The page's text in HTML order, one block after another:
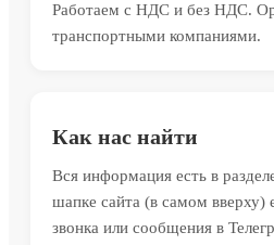
Работаем с НДС и без НДС.
транспортными компаниями.
Как нас найти
Вся информация есть в
шапке сайта (в самом вверху)
звонка или сообщения в